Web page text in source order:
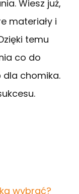
Wiesz już,
materiały i
temu
co do
dla chomika.
wybrać?